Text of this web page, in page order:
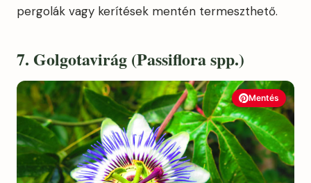
pergolák vagy kerítések mentén termeszthető.
7. Golgotavirág (Passiflora spp.)
Mentés